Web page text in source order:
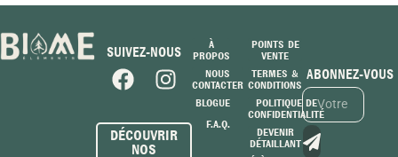
SUIVEZ-NOUS
DÉCOUVRIR
NOS
À
PROPOS
NOUS
CONTACTER
BLOGUE
F.A.Q.
POINTS DE
VENTE
TERMES &
CONDITIONS
POLITIQUE DE
CONFIDENTIALITÉ
DEVENIR
DÉTAILLANT
ABONNEZ-VOUS